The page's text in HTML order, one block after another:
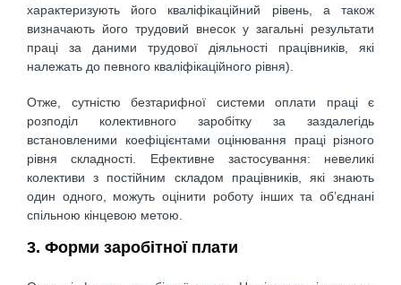
характеризують його кваліфікаційний рівень, а також
визначають його трудовий внесок у загальні результати
праці за даними трудової діяльності працівників, які
належать до певного кваліфікаційного рівня).
Отже, сутністю безтарифної системи оплати праці є
розподіл колективного заробітку за заздалегідь
встановленими коефіцієнтами оцінювання праці різного
рівня складності. Ефективне застосування: невеликі
колективи з постійним складом працівників, які знають
один одного, можуть оцінити роботу інших та об’єднані
спільною кінцевою метою.
3. Форми заробітної плати